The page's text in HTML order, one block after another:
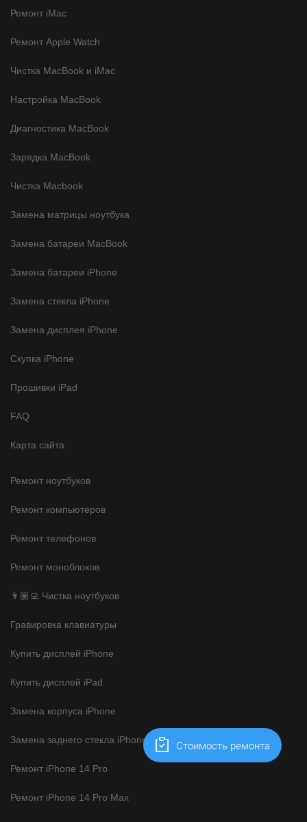
Ремонт iMac
Ремонт Apple Watch
Чистка MacBook и iMac
Настройка MacBook
Диагностика MacBook
Зарядка MacBook
Чистка Macbook
Замена матрицы ноутбука
Замена батареи MacBook
Замена батареи iPhone
Замена стекла iPhone
Замена дисплея iPhone
Скупка iPhone
Прошивки iPad
FAQ
Карта сайта
Ремонт ноутбуков
Ремонт компьютеров
Ремонт телефонов
Ремонт моноблоков
👨🏽‍💻 Чистка ноутбуков
Гравировка клавиатуры
Купить дисплей iPhone
Купить дисплей iPad
Замена корпуса iPhone
Замена заднего стекла iPhone
Ремонт iPhone 14 Pro
Ремонт iPhone 14 Pro Max
Cтоимость ремонта